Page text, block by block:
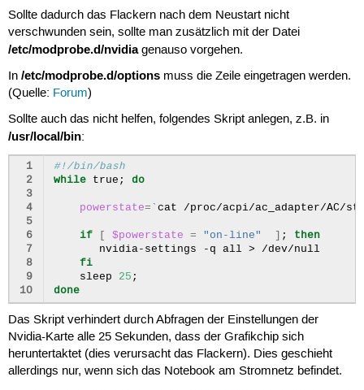
Sollte dadurch das Flackern nach dem Neustart nicht
verschwunden sein, sollte man zusätzlich mit der Datei
/etc/modprobe.d/nvidiagenauso vorgehen.
In /etc/modprobe.d/optionsmuss die Zeile eingetragen werden.
(Quelle: Forum)
Sollte auch das nicht helfen, folgendes Skript anlegen, z.B. in
/usr/local/bin:
1
2
3
4
5
6
7
8
9
10
#!/bin/bash
while
true ; do
powerstate= `cat /proc/acpi/ac_adapter/AC/
if $powerstate = "on-line" ;
then
nvidia-settings
-q all >
fi
sleep
25 ;
done
Das Skript verhindert durch Abfragen der Einstellungen der
Nvidia-Karte alle 25 Sekunden, dass der Grafikchip sich
heruntertaktet (dies verursacht das Flackern). Dies geschieht
allerdings nur, wenn sich das Notebook am Stromnetz befindet.